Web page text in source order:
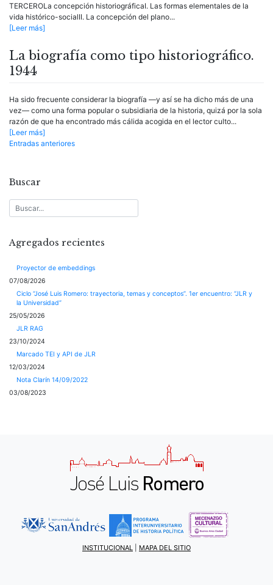
TERCEROLa concepción historiográficaI. Las formas elementales de la
vida histórico-socialII. La concepción del plano...
[Leer más]
La biografía como tipo historiográfico.
1944
Ha sido frecuente considerar la biografía —y así se ha dicho más de una
vez— como una forma popular o subsidiaria de la historia, quizá por la sola
razón de que ha encontrado más cálida acogida en el lector culto...
[Leer más]
Navegación
entradas
Entradas anteriores
Buscar
Agregados recientes
Proyector de embeddings
07/08/2026
Ciclo “José Luis Romero: trayectoria, temas y conceptos”. 1er encuentro: “JLR y
la Universidad”
25/05/2026
JLR RAG
23/10/2024
Marcado TEI y API de JLR
12/03/2024
Nota Clarín 14/09/2022
03/08/2023
INSTITUCIONAL MAPA DEL SITIO